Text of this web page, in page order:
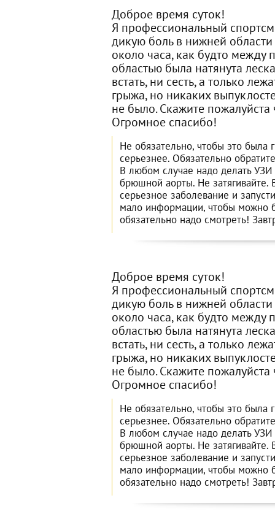
Доброе время суток!
Я профессиональный
дикую боль в нижней
около часа, как будто между
областью была натянута
встать, ни сесть, а только
грыжа, но никаких
не было. Скажите пожалуйста
Огромное спасибо!
Не обязательно, чтобы это была
серьезнее. Обязательно
В любом случае надо делать
брюшной аорты. Не затягивайте.
серьезное заболевание и
мало информации, чтобы можно
обязательно надо смотреть!
Доброе время суток!
Я профессиональный
дикую боль в нижней
около часа, как будто между
областью была натянута
встать, ни сесть, а только
грыжа, но никаких
не было. Скажите пожалуйста
Огромное спасибо!
Не обязательно, чтобы это была
серьезнее. Обязательно
В любом случае надо делать
брюшной аорты. Не затягивайте.
серьезное заболевание и
мало информации, чтобы можно
обязательно надо смотреть!